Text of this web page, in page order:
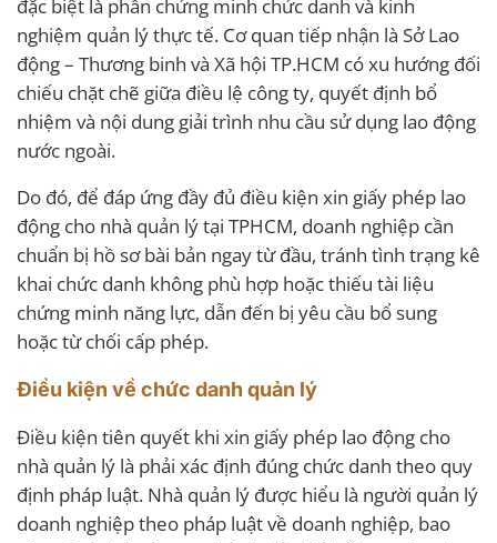
đặc biệt là phần chứng minh chức danh và kinh
nghiệm quản lý thực tế. Cơ quan tiếp nhận là Sở Lao
động – Thương binh và Xã hội TP.HCM có xu hướng đối
chiếu chặt chẽ giữa điều lệ công ty, quyết định bổ
nhiệm và nội dung giải trình nhu cầu sử dụng lao động
nước ngoài.
Do đó, để đáp ứng đầy đủ điều kiện xin giấy phép lao
động cho nhà quản lý tại TPHCM, doanh nghiệp cần
chuẩn bị hồ sơ bài bản ngay từ đầu, tránh tình trạng kê
khai chức danh không phù hợp hoặc thiếu tài liệu
chứng minh năng lực, dẫn đến bị yêu cầu bổ sung
hoặc từ chối cấp phép.
Điều kiện về chức danh quản lý
Điều kiện tiên quyết khi xin giấy phép lao động cho
nhà quản lý là phải xác định đúng chức danh theo quy
định pháp luật. Nhà quản lý được hiểu là người quản lý
doanh nghiệp theo pháp luật về doanh nghiệp, bao